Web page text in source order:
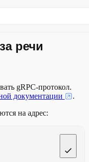
речи
gRPC-протокол.
документации
.
на адрес: